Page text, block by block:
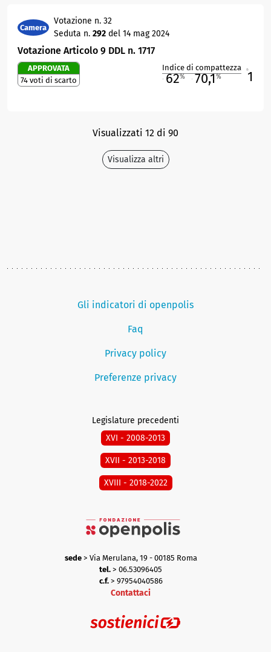
Camera
Votazione n. 32
Seduta n. 292 del 14 mag 2024
Votazione Articolo 9 DDL n. 1717
APPROVATA
74 voti di scarto
Indice di compattezza
62% 70,1% 1
Visualizzati 12 di 90
Visualizza altri
Gli indicatori di openpolis
Faq
Privacy policy
Preferenze privacy
Legislature precedenti
XVI - 2008-2013
XVII - 2013-2018
XVIII - 2018-2022
sede> Via Merulana, 19 - 00185 Roma
tel. > 06.53096405
c.f.> 97954040586
Contattaci